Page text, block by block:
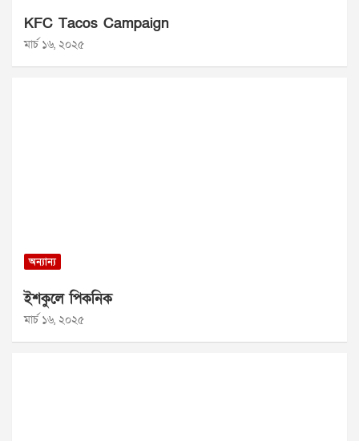
KFC Tacos Campaign
মার্চ ১৬, ২০২৫
অন্যান্য
ইশকুলে পিকনিক
মার্চ ১৬, ২০২৫